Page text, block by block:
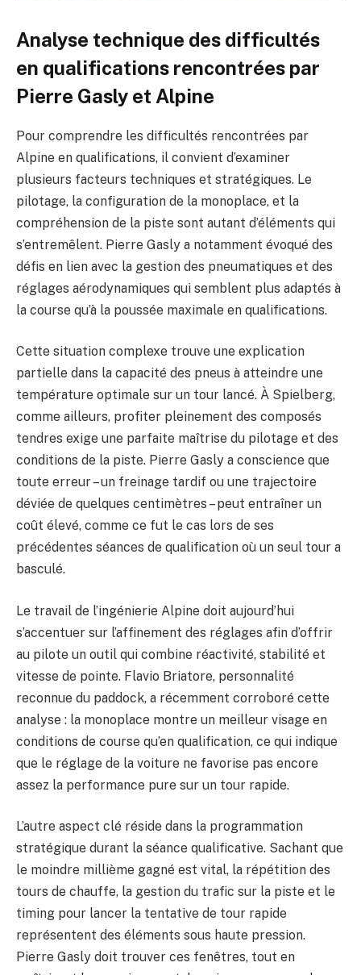
Analyse technique des difficultés
en qualifications rencontrées par
Pierre Gasly et Alpine
Pour comprendre les difficultés rencontrées par
Alpine en qualifications, il convient d’examiner
plusieurs facteurs techniques et stratégiques. Le
pilotage, la configuration de la monoplace, et la
compréhension de la piste sont autant d’éléments qui
s’entremêlent. Pierre Gasly a notamment évoqué des
défis en lien avec la gestion des pneumatiques et des
réglages aérodynamiques qui semblent plus adaptés à
la course qu’à la poussée maximale en qualifications.
Cette situation complexe trouve une explication
partielle dans la capacité des pneus à atteindre une
température optimale sur un tour lancé. À Spielberg,
comme ailleurs, profiter pleinement des composés
tendres exige une parfaite maîtrise du pilotage et des
conditions de la piste. Pierre Gasly a conscience que
toute erreur – un freinage tardif ou une trajectoire
déviée de quelques centimètres – peut entraîner un
coût élevé, comme ce fut le cas lors de ses
précédentes séances de qualification où un seul tour a
basculé.
Le travail de l’ingénierie Alpine doit aujourd’hui
s’accentuer sur l’affinement des réglages afin d’offrir
au pilote un outil qui combine réactivité, stabilité et
vitesse de pointe. Flavio Briatore, personnalité
reconnue du paddock, a récemment corroboré cette
analyse : la monoplace montre un meilleur visage en
conditions de course qu’en qualification, ce qui indique
que le réglage de la voiture ne favorise pas encore
assez la performance pure sur un tour rapide.
L’autre aspect clé réside dans la programmation
stratégique durant la séance qualificative. Sachant que
le moindre millième gagné est vital, la répétition des
tours de chauffe, la gestion du trafic sur la piste et le
timing pour lancer la tentative de tour rapide
représentent des éléments sous haute pression.
Pierre Gasly doit trouver ces fenêtres, tout en